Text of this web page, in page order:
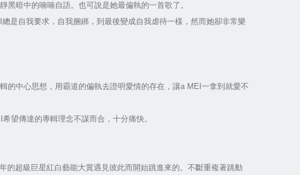
黑暗中的喃喃自語。也可說是她最偏執的一首歌了。
是自我要求，自我捆綁，到最後變成自我虐待一樣，然而她卻非常樂
的中心思想，用霸道的偏執去證明愛情的存在，讓a MEI一拿到就愛不
望傳達的專輯理念不謀而合，十分痛快。
超級巨星紅白藝能大賞遇見彼此而開始跳進來的。不斷重複著跳動